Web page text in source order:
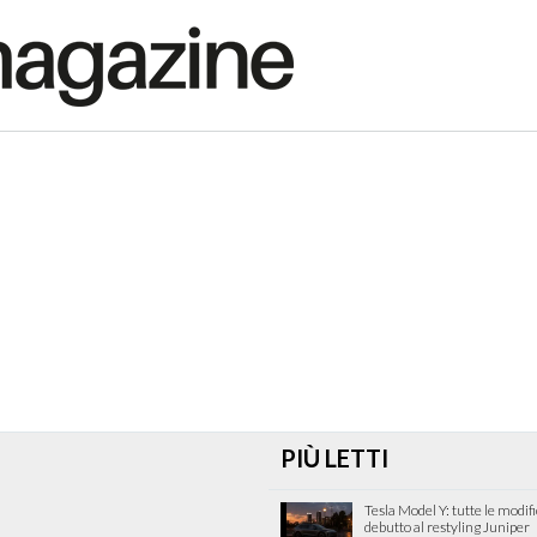
PIÙ LETTI
Tesla Model Y: tutte le
debutto al restyling Juniper